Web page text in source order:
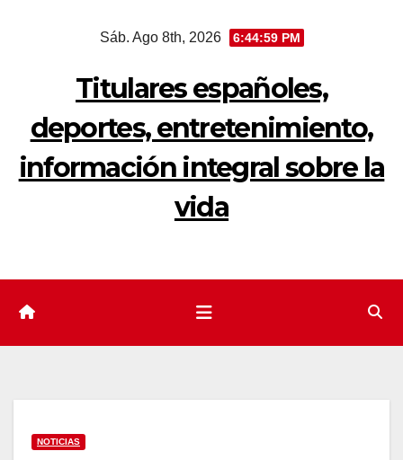
Sáb. Ago 8th, 2026 6:45:00 PM
Titulares españoles,
deportes, entretenimiento,
información integral sobre la
vida
NOTICIAS